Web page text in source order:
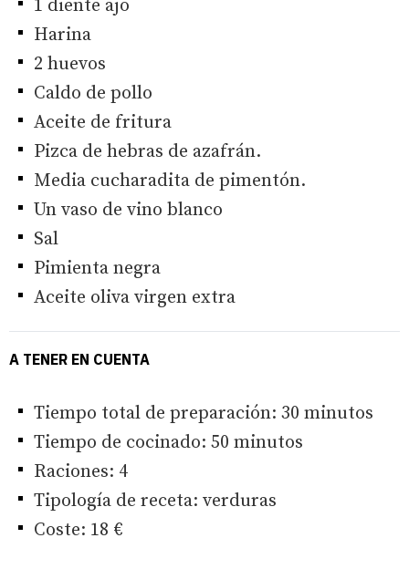
1 diente ajo
Harina
2 huevos
Caldo de pollo
Aceite de fritura
Pizca de hebras de azafrán.
Media cucharadita de pimentón.
Un vaso de vino blanco
Sal
Pimienta negra
Aceite oliva virgen extra
A TENER EN CUENTA
Tiempo total de preparación: 30 minutos
Tiempo de cocinado: 50 minutos
Raciones: 4
Tipología de receta: verduras
Coste: 18 €